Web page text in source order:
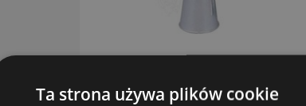
Ta strona używa plików cookie